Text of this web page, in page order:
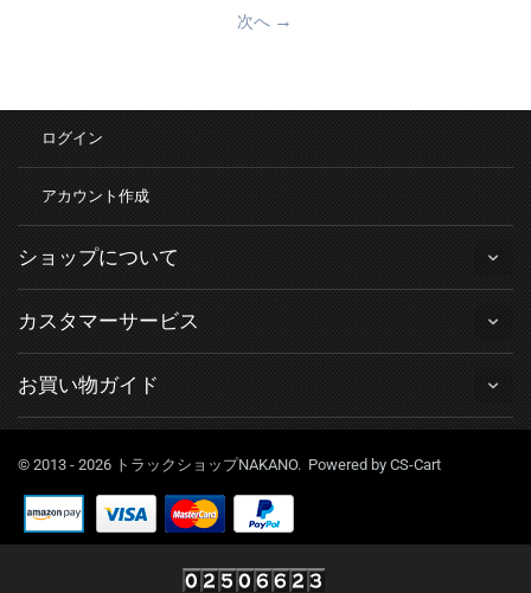
次へ
ログイン
アカウント作成
ショップについて
カスタマーサービス
お買い物ガイド
© 2013 - 2026 トラックショップNAKANO. Powered by CS-Cart